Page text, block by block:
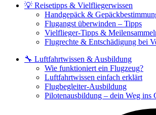
💡 Reisetipps & Vielfliegerwissen
Handgepäck &
Flugangst überwinden – Tipps
Vielflieger-Tipps &
Flugrechte & Entschädigung bei
🔧 Luftfahrtwissen & Ausbildung
Wie funktioniert ein Flugzeug?
Luftfahrtwissen einfach erklärt
Flugbegleiter-Ausbildung
Pilotenausbildung – dein Weg ins